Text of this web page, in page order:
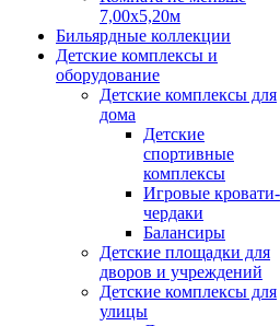
7,00х5,20м
Бильярдные коллекции
Детские комплексы и
оборудование
Детские комплексы для
дома
Детские
спортивные
комплексы
Игровые кровати-
чердаки
Балансиры
Детские площадки для
дворов и учреждений
Детские комплексы для
улицы